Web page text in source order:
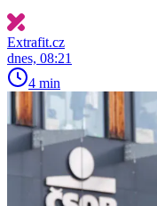
Extrafit.cz
dnes, 08:21
4 min